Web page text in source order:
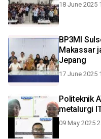
18 June 2025
BP3MI
Makassar
Jepang
17 June 2025
Politeknik
metalurgi
09 May 2025